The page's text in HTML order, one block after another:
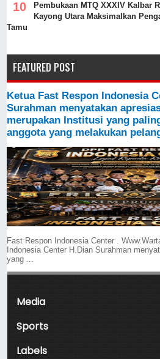
Pembukaan MTQ XXXIV Kalbar
Kayong Utara Maksimalkan
Tamu
FEATURED POST
Ketua Fast Respon Indonesia
Surahman menyatakan
merupakan Institusi yang
anggota yang melakukan
Fast Respon Indonesia Center .
Indonesia Center H.Dian Surahman
yang ...
Media
Sports
Labels